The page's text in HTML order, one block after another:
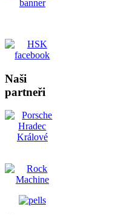
Naši
partneři